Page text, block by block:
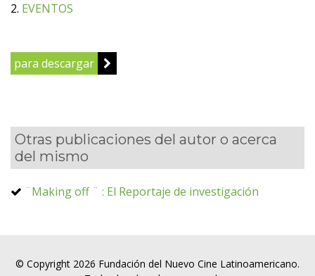
2. EVENTOS
para descargar
Otras publicaciones del autor o acerca
del mismo
¨Making off ¨ : El Reportaje de investigación
© Copyright 2026 Fundación del Nuevo Cine Latinoamericano.